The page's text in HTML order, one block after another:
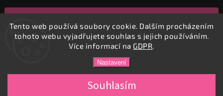
Tento web používá soubory cookie. Dalším procházením
tohoto webu vyjadřujete souhlas s jejich používáním.
Více informací na GDPR.
Nastavení
Souhlasím
DADATEX E-shop. Všechna práva vyhrazena.
Shoptet